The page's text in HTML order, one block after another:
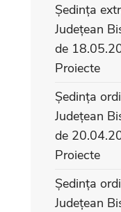
Ședința
Județean
de
Proiecte
Ședința
Județean
de
Proiecte
Ședința
Județean